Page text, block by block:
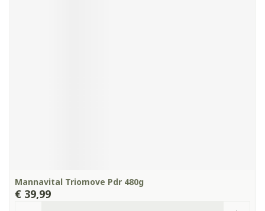
Mannavital Triomove Pdr 480g
€ 39,99